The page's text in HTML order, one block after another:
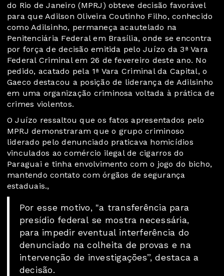
do Rio de Janeiro (MPRJ) obteve decisão favorável
para que Adilson Oliveira Coutinho Filho, conhecido
como Adilsinho, permaneça acautelado na
Penitenciária Federal em Brasília, onde se encontra
por força de decisão emitida pelo Juízo da 3ª Vara
Federal Criminal em 26 de fevereiro deste ano. No
pedido, acatado pela 1ª Vara Criminal da Capital, o
Gaeco destacou a posição de liderança de Adilsinho
em uma organização criminosa voltada à prática de
crimes violentos.
O Juízo ressaltou que os fatos apresentados pelo
MPRJ demonstraram que o grupo criminoso
liderado pelo denunciado praticava homicídios
vinculados ao comércio ilegal de cigarros do
Paraguai e tinha envolvimento com o jogo do bicho,
mantendo contato com órgãos de segurança
estaduais.,
Por esse motivo, "a transferência para
presídio federal se mostra necessária,
para impedir eventual interferência do
denunciado na colheita de provas e na
intervenção de investigações”, destaca a
decisão.